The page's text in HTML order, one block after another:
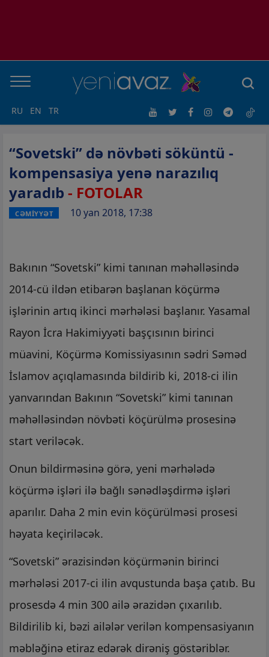
RU EN TR
“Sovetski” də növbəti söküntü -
kompensasiya yenə narazılıq
yaradıb - FOTOLAR
CƏMİYYƏT 10 yan 2018, 17:38
Bakının “Sovetski” kimi tanınan məhəlləsində
2014-cü ildən etibarən başlanan köçürmə
işlərinin artıq ikinci mərhələsi başlanır. Yasamal
Rayon İcra Hakimiyyəti başçısının birinci
müavini, Köçürmə Komissiyasının sədri Səməd
İslamov açıqlamasında bildirib ki, 2018-ci ilin
yanvarından Bakının “Sovetski” kimi tanınan
məhəlləsindən növbəti köçürülmə prosesinə
start veriləcək.
Onun bildirməsinə görə, yeni mərhələdə
köçürmə işləri ilə bağlı sənədləşdirmə işləri
aparılır. Daha 2 min evin köçürülməsi prosesi
həyata keçiriləcək.
“Sovetski” ərazisindən köçürmənin birinci
mərhələsi 2017-ci ilin avqustunda başa çatıb. Bu
prosesdə 4 min 300 ailə ərazidən çıxarılıb.
Bildirilib ki, bəzi ailələr verilən kompensasiyanın
məbləğinə etiraz edərək dirəniş göstəriblər.